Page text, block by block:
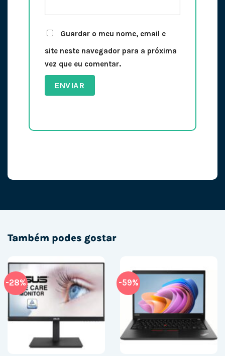
Guardar o meu nome, email e
site neste navegador para a próxima
vez que eu comentar.
Também podes gostar
-28% -59%